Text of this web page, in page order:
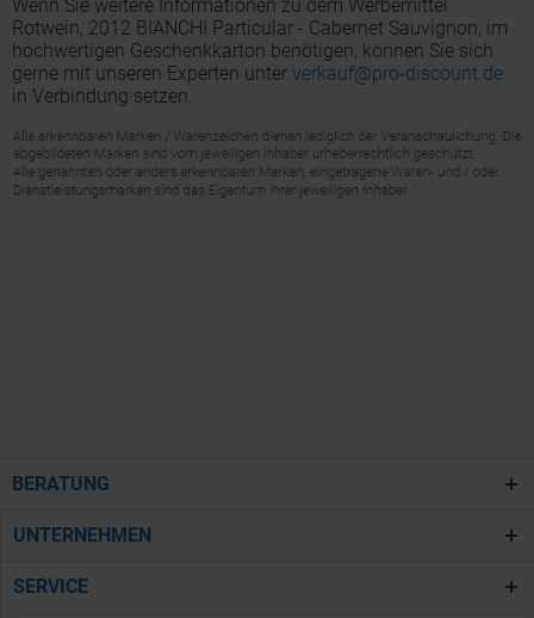
Wenn Sie weitere Informationen zu dem Werbemittel
Rotwein, 2012 BIANCHI Particular - Cabernet Sauvignon, im
hochwertigen Geschenkkarton benötigen, können Sie sich
gerne mit unseren Experten unter verkauf@pro-discount.de
in Verbindung setzen.
BERATUNG
UNTERNEHMEN
SERVICE